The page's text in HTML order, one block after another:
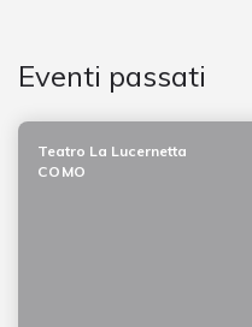
Eventi passati
Teatro La Lucernetta
COMO